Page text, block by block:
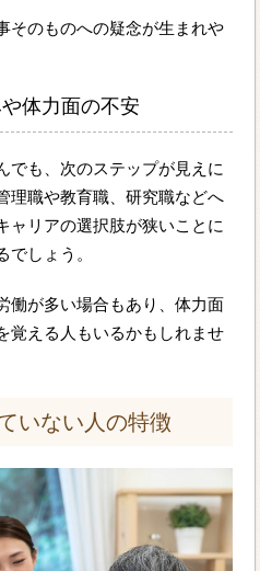
そのものへの疑念が生まれや
体力面の不安
でも、次のステップが見えに
理職や教育職、研究職などへ
ャリアの選択肢が狭いことに
でしょう。
働が多い場合もあり、体力面
覚える人もいるかもしれませ
いない人の特徴